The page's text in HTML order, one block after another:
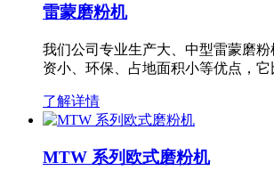
雷蒙磨粉机
我们公司专业生产大、中型雷蒙磨
资小、环保、占地面积小等优点，
了解详情
MTW 系列欧式磨粉机